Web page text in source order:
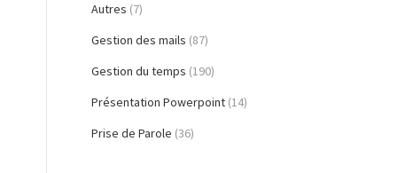
Autres (7)
Gestion des mails (87)
Gestion du temps (190)
Présentation Powerpoint (14)
Prise de Parole (36)